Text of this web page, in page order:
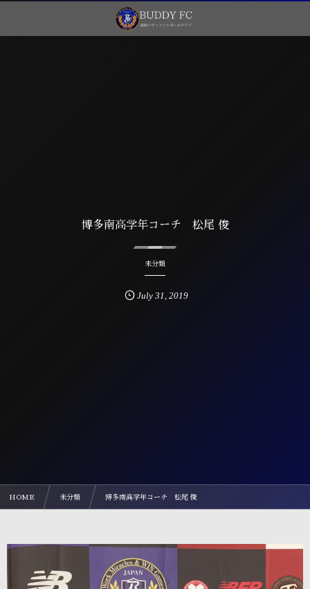
博多南高学年コーチ 松尾 俊
未分類
July 31 , 2019
HOME 未分類 博多南高学年コーチ 松尾 俊